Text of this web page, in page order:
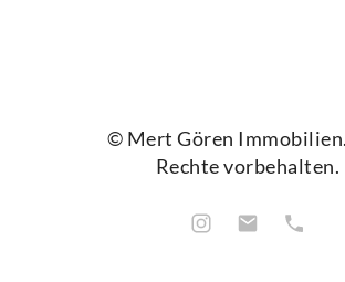
© Mert Gören
Rechte vorbehalten.